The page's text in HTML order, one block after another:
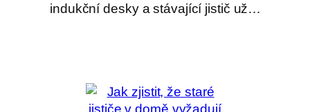
indukční desky a stávající jistič už…